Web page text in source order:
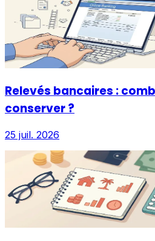
Relevés bancaires :
conserver ?
25 juil. 2026